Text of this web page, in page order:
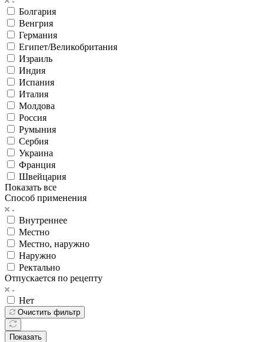
Болгария
Венгрия
Германия
Египет/Великобритания
Израиль
Индия
Испания
Италия
Молдова
Россия
Румыния
Сербия
Украина
Франция
Швейцария
Показать все
Способ применения
Внутреннее
Местно
Местно, наружно
Наружно
Ректально
Отпускается по рецепту
Нет
Очистить фильтр
Показать